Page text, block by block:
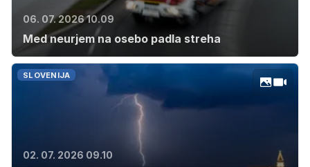
06. 07. 2026 10.09
Med neurjem na osebo padla streha
SLOVENIJA
02. 07. 2026 09.10